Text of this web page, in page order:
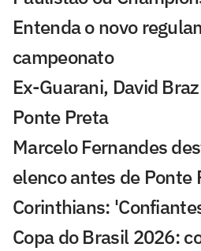
Entenda o novo
campeonato
Ex-Guarani, David
Ponte Preta
Marcelo Fernandes
elenco antes de Ponte
Corinthians:
Copa do Brasil 2026: